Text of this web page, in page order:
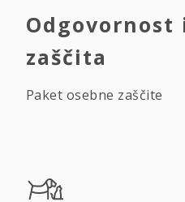
Odgovornost
zaščita
Paket osebne zaščite